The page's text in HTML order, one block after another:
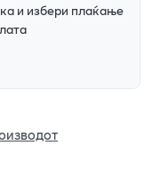
и избери плаќање